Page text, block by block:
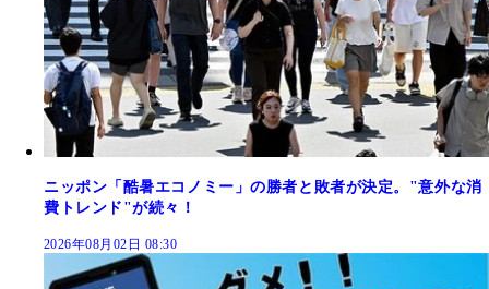
ニッポン「酷暑エコノミー」の勝者と敗者が決定。"意外な消
費トレンド"が続々！
2026年08月02日 08:30